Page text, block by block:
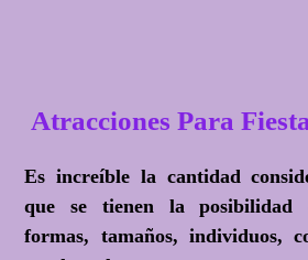
Atracciones Para
Es increíble la cantidad
que se tienen la posibilidad
formas, tamaños, individuos,